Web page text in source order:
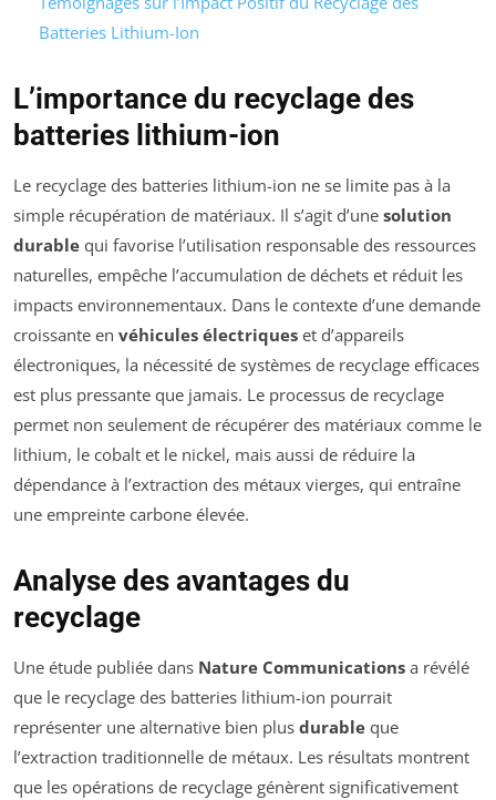
Batteries Lithium-Ion
L’importance du recyclage des
batteries lithium-ion
Le recyclage des batteries lithium-ion ne se limite pas à la
simple récupération de matériaux. Il s’agit d’une solution
durable qui favorise l’utilisation responsable des ressources
naturelles, empêche l’accumulation de déchets et réduit les
impacts environnementaux. Dans le contexte d’une demande
croissante en véhicules électriques et d’appareils
électroniques, la nécessité de systèmes de recyclage efficaces
est plus pressante que jamais. Le processus de recyclage
permet non seulement de récupérer des matériaux comme le
lithium, le cobalt et le nickel, mais aussi de réduire la
dépendance à l’extraction des métaux vierges, qui entraîne
une empreinte carbone élevée.
Analyse des avantages du
recyclage
Une étude publiée dans Nature Communications a révélé
que le recyclage des batteries lithium-ion pourrait
représenter une alternative bien plus durable que
l’extraction traditionnelle de métaux. Les résultats montrent
que les opérations de recyclage génèrent significativement